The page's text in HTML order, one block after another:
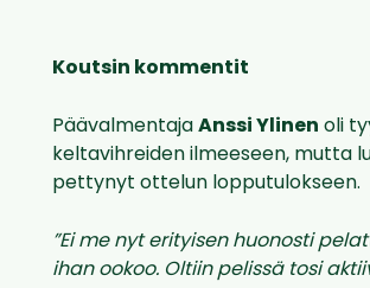
Koutsin kommentit
Päävalmentaja Anssi Ylinen oli
keltavihreiden ilmeeseen, mutta
pettynyt ottelun lopputulokseen.
”Ei me nyt erityisen huonosti
ihan ookoo. Oltiin pelissä tosi